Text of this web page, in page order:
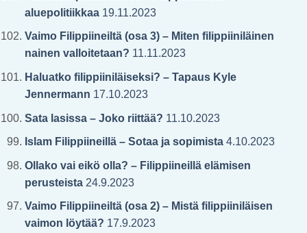
aluepolitiikkaa19.11.2023
Vaimo Filippiineiltä (osa 3) – Miten filippiiniläinen
nainen valloitetaan? 11.11.2023
Haluatko filippiiniläiseksi? – Tapaus Kyle
Jennermann 17.10.2023
Sata lasissa – Joko riittää? 11.10.2023
Islam Filippiineillä – Sotaa ja sopimista4.10.2023
Ollako vai eikö olla? – Filippiineillä elämisen
perusteista24.9.2023
Vaimo Filippiineiltä (osa 2) – Mistä filippiiniläisen
vaimon löytää? 17.9.2023